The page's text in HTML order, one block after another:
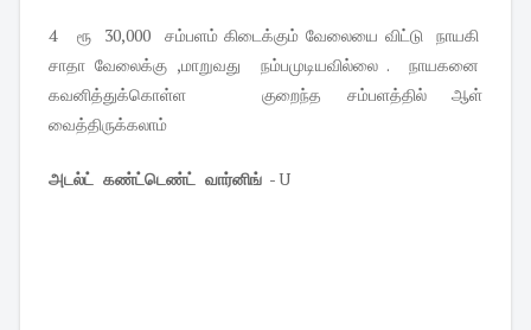
4 ரூ 30,000 சம்பளம் கிடைக்கும் வேலையை விட்டு நாயகி
சாதா வேலைக்கு ,மாறுவது நம்பமுடியவில்லை . நாயகனை
கவனித்துக்கொள்ள குறைந்த சம்பளத்தில் ஆள்
வைத்திருக்கலாம்
அடல்ட் கண்ட்டெண்ட் வார்னிங் - U